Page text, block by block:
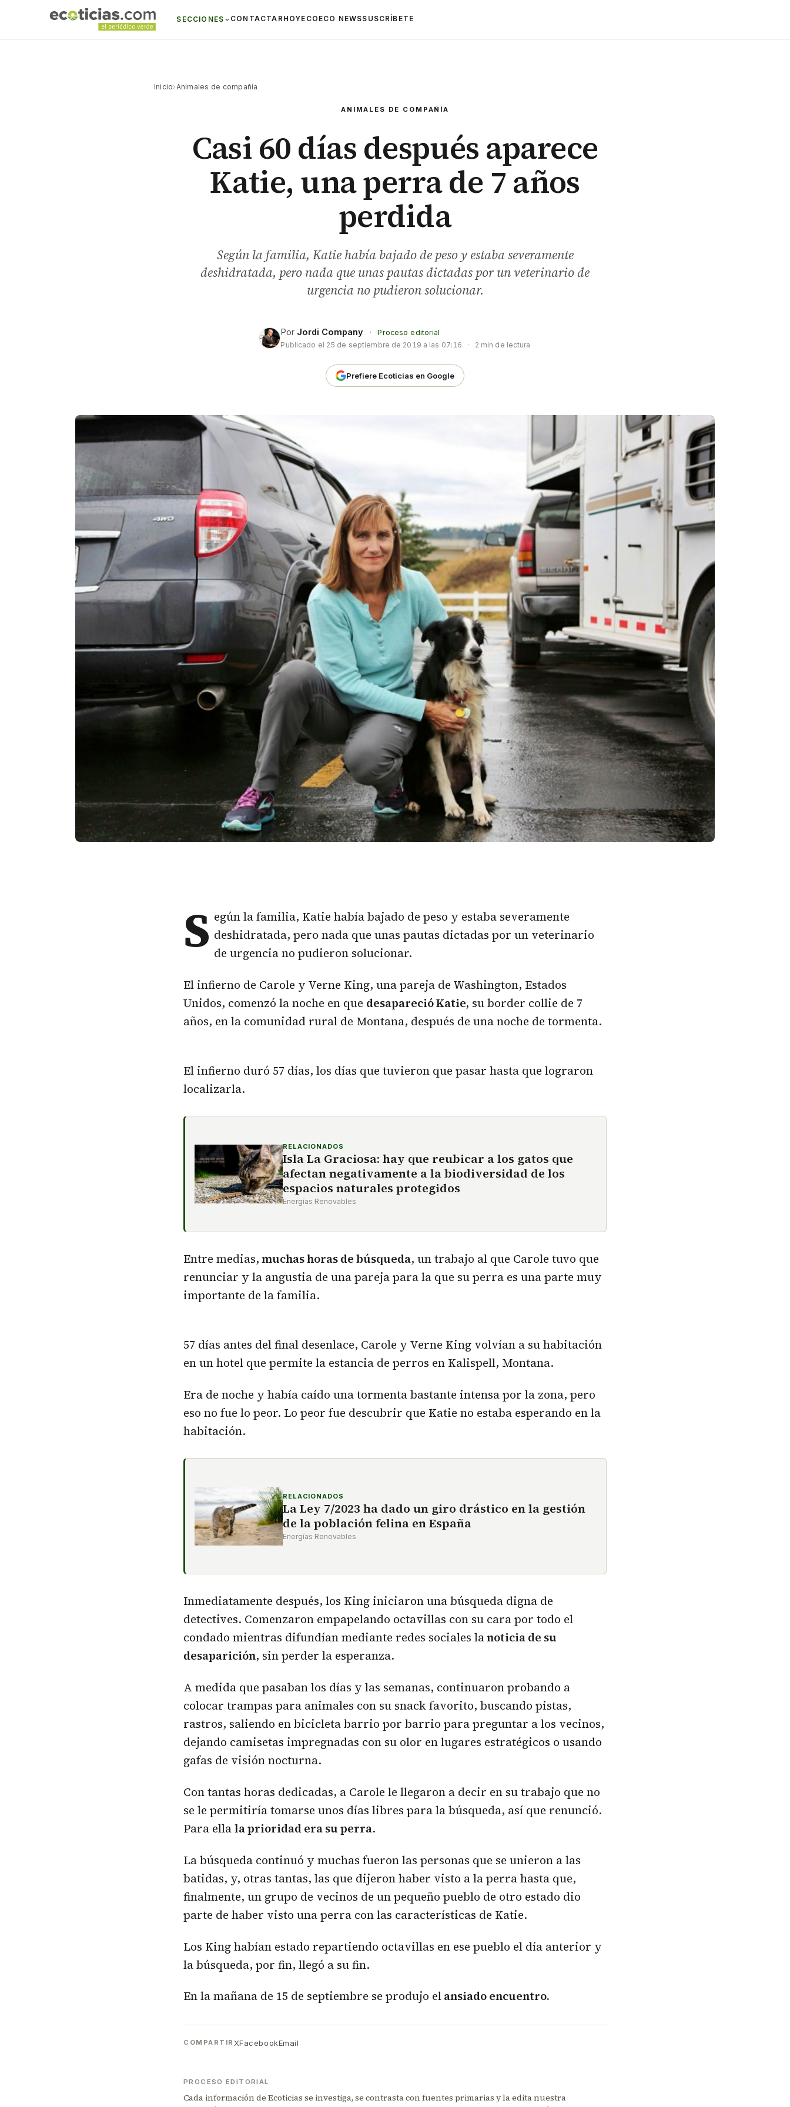
SECCIONES CONTACTAR HOYECO ECO NEWSSUSCRÍBETE
Inicio›Animales de compañía
ANIMALES DE COMPAÑÍA
Casi 60 días después aparece
Katie, una perra de 7 años
perdida
Según la familia, Katie había bajado de peso y estaba severamente
deshidratada, pero nada que unas pautas dictadas por un veterinario de
urgencia no pudieron solucionar.
Por Jordi Company ·
Proceso editorial
Publicado el 25 de septiembre de 2019 a las 07:16 · 2 min de lectura
Prefiere Ecoticias en Google
S egún la familia, Katie había bajado de peso y estaba severamente
deshidratada, pero nada que unas pautas dictadas por un veterinario
de urgencia no pudieron solucionar.
El infierno de Carole y Verne King, una pareja de Washington, Estados
Unidos, comenzó la noche en que desapareció Katie, su border collie de 7
años, en la comunidad rural de Montana, después de una noche de tormenta.
El infierno duró 57 días, los días que tuvieron que pasar hasta que lograron
localizarla.
RELACIONADOS
Isla La Graciosa: hay que reubicar a los gatos que
afectan negativamente a la biodiversidad de los
espacios naturales protegidos
Energías Renovables
Entre medias,muchas horas de búsqueda, un trabajo al que Carole tuvo que
renunciar y la angustia de una pareja para la que su perra es una parte muy
importante de la familia.
57 días antes del final desenlace, Carole y Verne King volvían a su habitación
en un hotel que permite la estancia de perros en Kalispell, Montana.
Era de noche y había caído una tormenta bastante intensa por la zona, pero
eso no fue lo peor. Lo peor fue descubrir que Katie no estaba esperando en la
habitación.
RELACIONADOS
La Ley 7/2023 ha dado un giro drástico en la gestión
de la población felina en España
Energías Renovables
Inmediatamente después, los King iniciaron una búsqueda digna de
detectives. Comenzaron empapelando octavillas con su cara por todo el
condado mientras difundían mediante redes sociales lanoticia de su
desaparición, sin perder la esperanza.
A medida que pasaban los días y las semanas, continuaron probando a
colocar trampas para animales con su snack favorito, buscando pistas,
rastros, saliendo en bicicleta barrio por barrio para preguntar a los vecinos,
dejando camisetas impregnadas con su olor en lugares estratégicos o usando
gafas de visión nocturna.
Con tantas horas dedicadas, a Carole le llegaron a decir en su trabajo que no
se le permitiría tomarse unos días libres para la búsqueda, así que renunció.
Para ellala prioridad era su perra.
La búsqueda continuó y muchas fueron las personas que se unieron a las
batidas, y, otras tantas, las que dijeron haber visto a la perra hasta que,
finalmente, un grupo de vecinos de un pequeño pueblo de otro estado dio
parte de haber visto una perra con las características de Katie.
Los King habían estado repartiendo octavillas en ese pueblo el día anterior y
la búsqueda, por fin, llegó a su fin.
En la mañana de 15 de septiembre se produjo elansiado encuentro.
COMPARTIR XFacebookEmail
PROCESO EDITORIAL
Cada información de Ecoticias se investiga, se contrasta con fuentes primarias y la edita nuestra